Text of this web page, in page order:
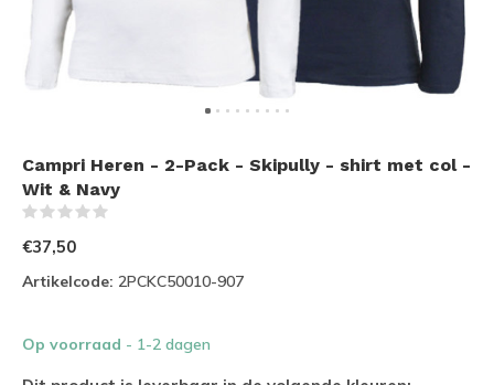
Campri Heren - 2-Pack - Skipully - shirt met col -
Wit & Navy
€37,50
Artikelcode: 2PCKC50010-907
Op voorraad - 1-2 dagen